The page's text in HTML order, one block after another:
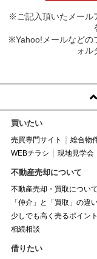
※ご記入頂いたメール
※Yahoo!メールなどの
ォル
買いたい
売買専門サイト 総合物
WEBチラシ
現地見学会
不動産売却について
不動産売却・買取について
「仲介」と「買取」の違
少しでも高く売るポイント
相続相談
借りたい